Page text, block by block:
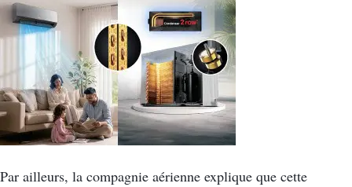
Par ailleurs, la compagnie aérienne explique que cette